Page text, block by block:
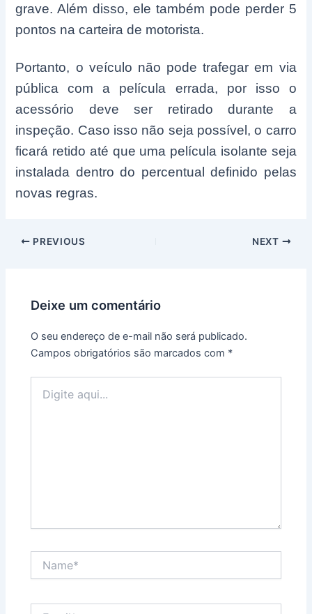
grave. Além disso, ele também pode perder 5
pontos na carteira de motorista.
Portanto, o veículo não pode trafegar em via
pública com a película errada, por isso o
acessório deve ser retirado durante a
inspeção. Caso isso não seja possível, o carro
ficará retido até que uma película isolante seja
instalada dentro do percentual definido pelas
novas regras.
Post
PREVIOUS NEXT
Deixe um comentário
O seu endereço de e-mail não será publicado.
Campos obrigatórios são marcados com *
aqui...